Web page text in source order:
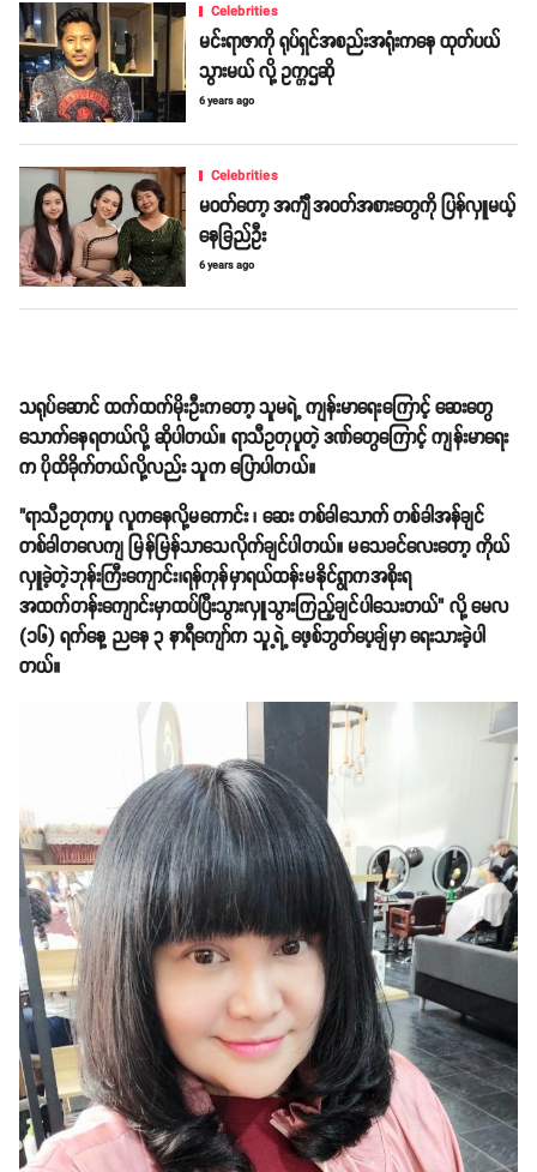
Celebrities
မင်းရာဇာကို ရုပ်ရှင်အစည်းအရုံးကနေ ထုတ်ပယ်
သွားမယ် လို့ ဥက္ကဌဆို
6 years ago
Celebrities
မဝတ်တော့ အင်္ကျီအဝတ်အစားတွေကို ပြန်လှူမယ့်
နေခြည်ဦး
6 years ago
သရုပ်ဆောင် ထက်ထက်မိုးဦးကတော့ သူမရဲ့ ကျန်းမာရေးကြောင့် ဆေးတွေ
သောက်နေရတယ်လို့ ဆိုပါတယ်။ ရာသီဥတုပူတဲ့ ဒဏ်တွေကြောင့် ကျန်းမာရေး
က ပိုထိခိုက်တယ်လို့လည်း သူက ပြောပါတယ်။
"ရာသီဥတုကပူ လူကနေလို့မကောင်း ၊ ဆေး တစ်ခါသောက် တစ်ခါအန်ချင်
တစ်ခါတလေကျ မြန်မြန်သာသေလိုက်ချင်ပါတယ်။ မသေခင်လေးတော့ ကိုယ်
လှူခဲ့တဲ့ဘုန်းကြီးကျောင်း၊ရန်ကုန်မှာရယ်ထန်းမနိုင်ရွာကအစိုးရ
အထက်တန်းကျောင်းမှာထပ်ပြီးသွားလှူသွားကြည့်ချင်ပါသေးတယ်" လို့ မေလ
(၁၆) ရက်နေ့ ညနေ ၃ နာရီကျော်က သူ့ရဲ့ ဖေ့စ်ဘွတ်ပေ့ချ်မှာ ရေးသားခဲ့ပါ
တယ်။